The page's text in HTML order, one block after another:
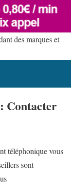
des marques et
Contacter
téléphonique vous
sont